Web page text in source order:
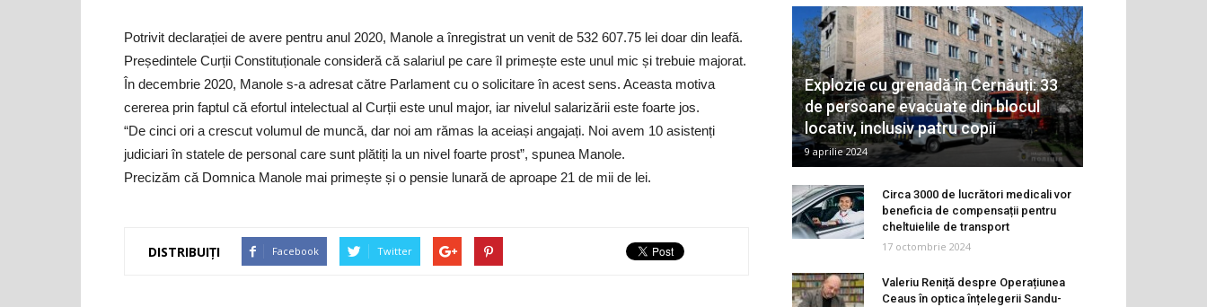
Potrivit declarației de avere pentru anul 2020, Manole a înregistrat un venit de 532 607.75 lei doar din leafă.
Președintele Curții Constituționale consideră că salariul pe care îl primește este unul mic și trebuie majorat.
În decembrie 2020, Manole s-a adresat către Parlament cu o solicitare în acest sens. Aceasta motiva
cererea prin faptul că efortul intelectual al Curții este unul major, iar nivelul salarizării este foarte jos.
“De cinci ori a crescut volumul de muncă, dar noi am rămas la aceiași angajați. Noi avem 10 asistenți
judiciari în statele de personal care sunt plătiți la un nivel foarte prost”, spunea Manole.
Precizăm că Domnica Manole mai primește și o pensie lunară de aproape 21 de mii de lei.
DISTRIBUIȚI Facebook Twitter
Explozie cu grenadă în Cernăuți: 33
de persoane evacuate din blocul
locativ, inclusiv patru copii
9 aprilie 2024
Circa 3000 de lucrători medicali vor
beneficia de compensații pentru
cheltuielile de transport
17 octombrie 2024
Valeriu Reniță despre Operațiunea
Ceaus în optica înțelegerii Sandu-